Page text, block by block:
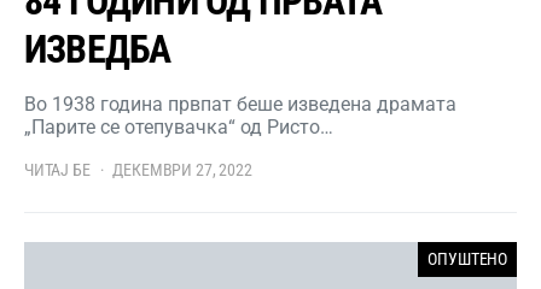
ИЗВЕДБА
Во 1938 година првпат беше изведена драмата
„Парите се отепувачка“ од Ристо…
ЧИТАЈ БЕ ДЕКЕМВРИ 27, 2022
ОПУШТЕНО